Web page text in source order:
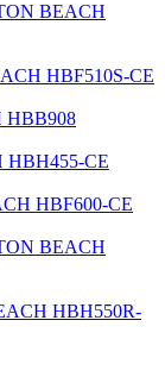
BEACH
HBF510S-CE
HBB908
HBH455-СЕ
HBF600-CE
BEACH
HBH550R-